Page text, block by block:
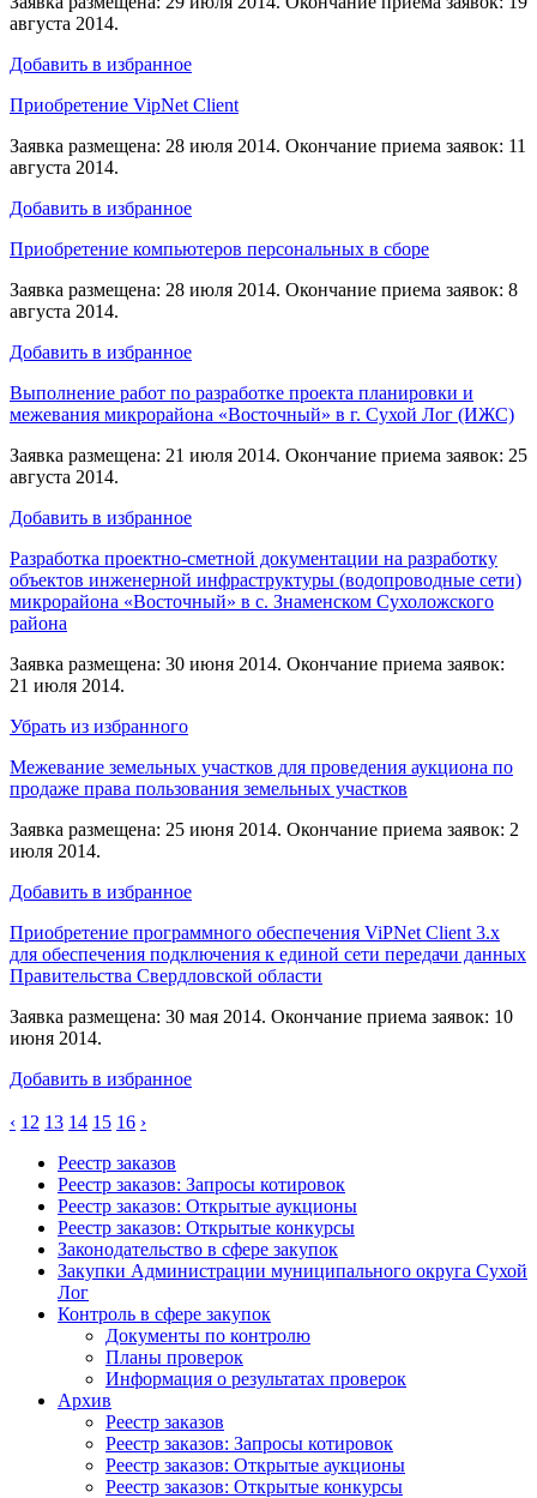
августа 2014.
Добавить в избранное
Приобретение VipNet Client
Заявка размещена: 28 июля 2014. Окончание приема заявок: 11
августа 2014.
Добавить в избранное
Приобретение компьютеров персональных в сборе
Заявка размещена: 28 июля 2014. Окончание приема заявок: 8
августа 2014.
Добавить в избранное
Выполнение работ по разработке проекта планировки и
межевания микрорайона «Восточный» в г. Сухой Лог (ИЖС)
Заявка размещена: 21 июля 2014. Окончание приема заявок: 25
августа 2014.
Добавить в избранное
Разработка проектно-сметной документации на разработку
объектов инженерной инфраструктуры (водопроводные сети)
микрорайона «Восточный» в с. Знаменском Сухоложского
района
Заявка размещена: 30 июня 2014. Окончание приема заявок:
21 июля 2014.
Убрать из избранного
Межевание земельных участков для проведения аукциона по
продаже права пользования земельных участков
Заявка размещена: 25 июня 2014. Окончание приема заявок: 2
июля 2014.
Добавить в избранное
Приобретение программного обеспечения ViPNet Client 3.x
для обеспечения подключения к единой сети передачи данных
Правительства Свердловской области
Заявка размещена: 30 мая 2014. Окончание приема заявок: 10
июня 2014.
Добавить в избранное
‹ 12 13 14 15 16 ›
Реестр заказов
Реестр заказов: Запросы котировок
Реестр заказов: Открытые аукционы
Реестр заказов: Открытые конкурсы
Законодательство в сфере закупок
Закупки Администрации муниципального округа Сухой
Лог
Контроль в сфере закупок
Документы по контролю
Планы проверок
Информация о результатах проверок
Архив
Реестр заказов
Реестр заказов: Запросы котировок
Реестр заказов: Открытые аукционы
Реестр заказов: Открытые конкурсы